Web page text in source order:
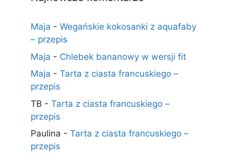
Maja - Wegańskie kokosanki z aquafaby
– przepis
Maja - Chlebek bananowy w wersji fit
Maja - Tarta z ciasta francuskiego –
przepis
TB - Tarta z ciasta francuskiego –
przepis
Paulina - Tarta z ciasta francuskiego –
przepis